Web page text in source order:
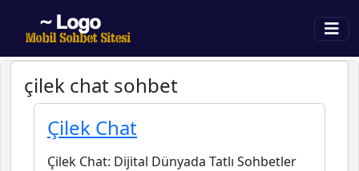
çilek chat sohbet
Çilek Chat
Çilek Chat: Dijital Dünyada Tatlı Sohbetler